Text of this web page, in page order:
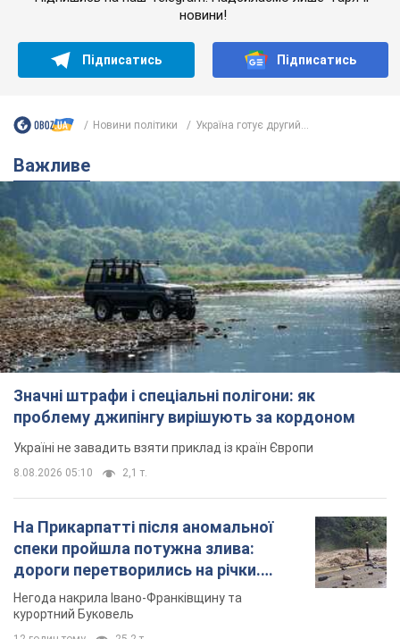
Значні штрафи і спеціальні полігони: як
проблему джипінгу вирішують за кордоном
Україні не завадить взяти приклад із країн Європи
8.08.2026 05:10 2,1 т.
На Прикарпатті після аномальної
спеки пройшла потужна злива:
дороги перетворились на річки.
Відео
Негода накрила Івано-Франківщину та
за газ через покази зіпсованого
лічильника: суддя ухвалив
неочікуване рішення
7 годин тому 30,9 т.